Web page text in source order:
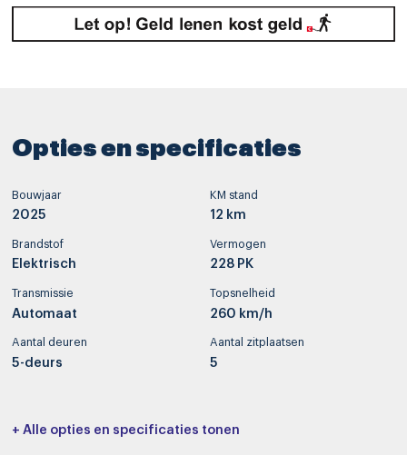
Opties en specificaties
Bouwjaar
2025
KM stand
12 km
Brandstof
Elektrisch
Vermogen
228 PK
Transmissie
Automaat
Topsnelheid
260 km/h
Aantal deuren
5-deurs
Aantal zitplaatsen
5
Interieurkleur Bekleding
+ Alle opties en specificaties tonen